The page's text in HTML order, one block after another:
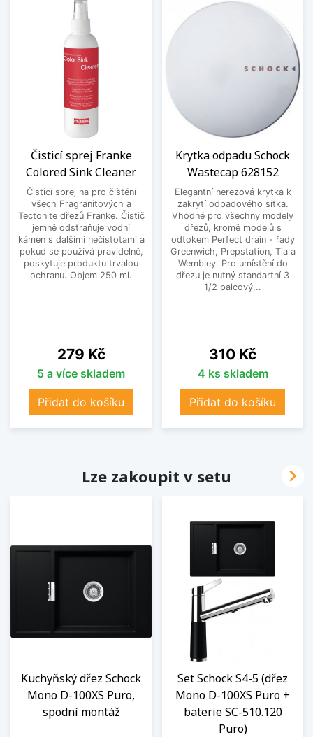
Čisticí sprej Franke
Colored Sink Cleaner
Čisticí sprej na pro čištění
všech Fragranitových a
Tectonite dřezů Franke. Čistič
jemně odstraňuje vodní
kámen s dalšími nečistotami a
pokud se používá pravidelně,
poskytuje produktu trvalou
ochranu. Objem 250 ml.
Cena
279 Kč
5 a více skladem
Přidat do košíku
Krytka odpadu Schock
Wastecap 628152
Elegantní nerezová krytka k
zakrytí odpadového sítka.
Vhodné pro všechny modely
dřezů, kromě modelů s
odtokem Perfect drain - řady
Greenwich, Prepstation, Tia a
Wembley. Pro umístění do
dřezu je nutný standartní 3
1/2 palcový...
Cena
310 Kč
4 ks skladem
Přidat do košíku
Lze zakoupit v setu
Kuchyňský dřez Schock
Mono D-100XS Puro,
spodní montáž
Set Schock S4-5 (dřez
Mono D-100XS Puro +
baterie SC-510.120
Puro)
